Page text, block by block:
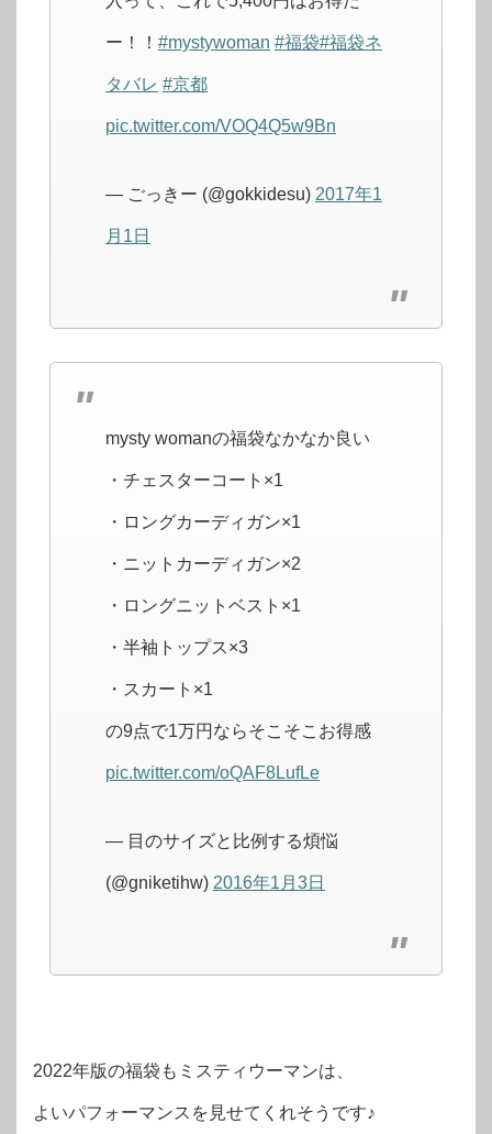
ー！！ #mystywoman #福袋#福袋ネ
タバレ #京都
pic.twitter.com/VOQ4Q5w9Bn
— ごっきー (@gokkidesu) 2017年1
月1日
mysty womanの福袋なかなか良い
・チェスターコート×1
・ロングカーディガン×1
・ニットカーディガン×2
・ロングニットベスト×1
・半袖トップス×3
・スカート×1
の9点で1万円ならそこそこお得感
pic.twitter.com/oQAF8LufLe
— 目のサイズと比例する煩悩
(@gniketihw) 2016年1月3日
2022年版の福袋もミスティウーマンは、
よいパフォーマンスを見せてくれそうです♪